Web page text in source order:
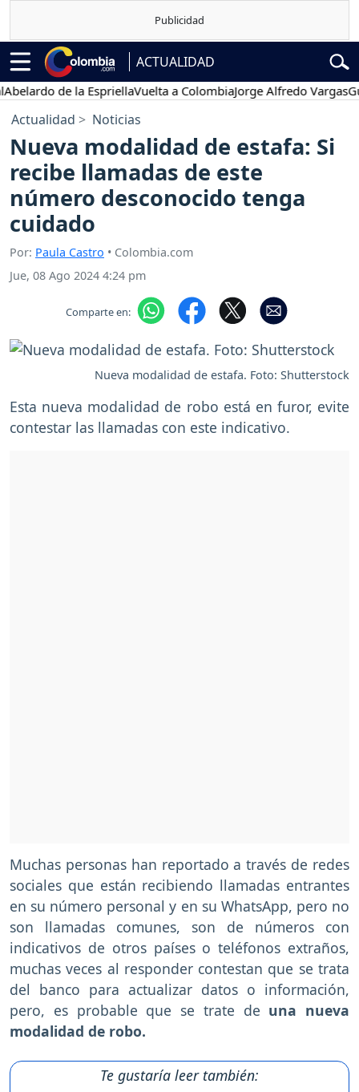
ACTUALIDAD
de la EspriellaVuelta a ColombiaJorge Alfredo Vargas
Actualidad Noticias
Nueva modalidad de estafa: Si
recibe llamadas de este
número desconocido tenga
cuidado
Por: Paula Castro • Colombia.com
Jue, 08 Ago 2024 4:24 pm
Comparte en:
Nueva modalidad de estafa. Foto: Shutterstock
Esta nueva modalidad de robo está en furor, evite
contestar las llamadas con este indicativo.
Muchas personas han reportado a través de redes
sociales que están recibiendo llamadas entrantes
en su número personal y en su WhatsApp, pero no
son llamadas comunes, son de números con
indicativos de otros países o teléfonos extraños,
muchas veces al responder contestan que se trata
del banco para actualizar datos o información,
pero, es probable que se trate de una nueva
modalidad de robo.
Te gustaría leer también: